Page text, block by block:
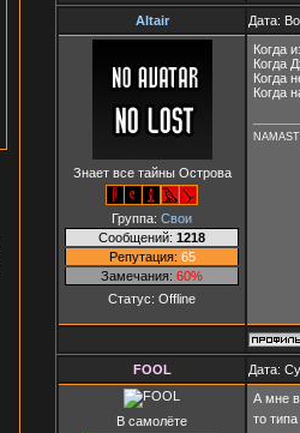
Altair Дата:
Знает все тайны Острова
Группа: Свои
Сообщений: 1218
Репутация: 65
Замечания: 60%
Статус: Offline
Когда
Когда
Когда
Когда
FOOL Дата:
В самолёте
А мне
то